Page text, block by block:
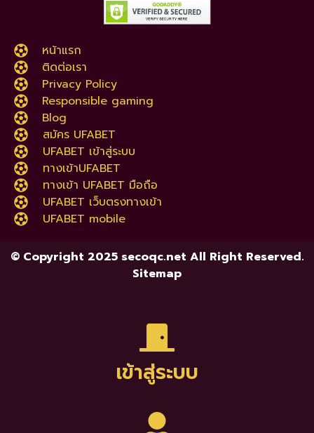
หน้าแรก
ติดต่อเรา
Privacy Policy
Responsible gaming
Blog
สมัคร UFABET
UFABET เข้าสู่ระบบ
ทางเข้าUFABET
ทางเข้า UFABET มือถือ
UFABET เว็บตรงทางเข้า
UFABET mobile
© Copyright 2025 secoqc.net All Right Reserved.
Sitemap
เข้าสู่ระบบ